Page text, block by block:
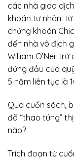
các nhà giao
khoán tư nhân:
chứng khoán
đến nhà vô địch
William O’Neil
đứng đầu của
5 năm liên tục là
Qua cuốn sách,
đã “thao túng”
nào?
Trích đoạn từ